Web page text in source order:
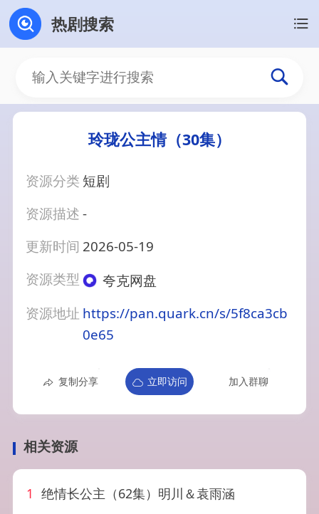
热剧搜索
玲珑公主情（30集）
资源分类 短剧
资源描述-
更新时间 2026-05-19
资源类型
夸克网盘
资源地址 https://pan.quark.cn/s/5f8ca3cb
0e65
复制分享 立即访问 加入群聊
相关资源
1 绝情长公主（62集）明川＆袁雨涵